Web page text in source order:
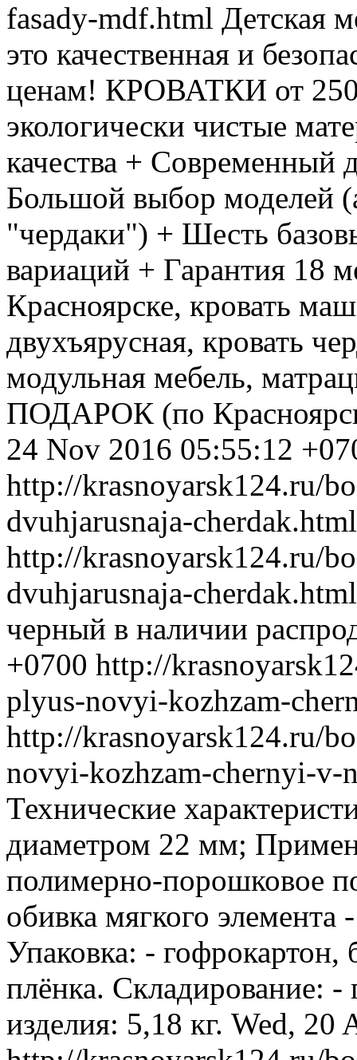
fasady-mdf.html Детская
это качественная и
ценам! КРОВАТКИ от
экологически чистые
качества + Современный
Большой выбор моделей
"чердаки") + Шесть
вариаций + Гарантия 18
Красноярске, кровать
двухъярусная, кровать
модульная мебель,
ПОДАРОК (по
24 Nov 2016 05:55:12
http://krasnoyarsk124.ru/
dvuhjarusnaja-cherdak.html
http://krasnoyarsk124.ru/
dvuhjarusnaja-cherdak.html
черный в наличии
+0700 http://
plyus-novyi-kozhzam-
http://krasnoyarsk124.ru/
novyi-kozhzam-chernyi-v-
Технические
диаметром 22 мм;
полимерно-порошковое
обивка мягкого элемента
Упаковка: - гофрокартон,
плёнка. Складирование: -
изделия: 5,18 кг. Wed, 20